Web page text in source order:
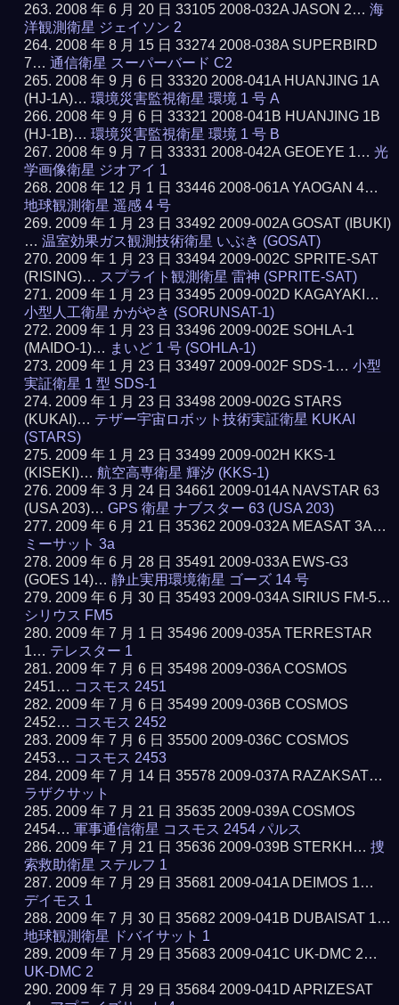
2008 年 6 月 20 日 33105 2008-032A JASON 2…海
洋観測衛星 ジェイソン 2
2008 年 8 月 15 日 33274 2008-038A SUPERBIRD
7…通信衛星 スーパーバード C2
2008 年 9 月 6 日 33320 2008-041A HUANJING 1A
(HJ-1A)…環境災害監視衛星 環境 1 号 A
2008 年 9 月 6 日 33321 2008-041B HUANJING 1B
(HJ-1B)…環境災害監視衛星 環境 1 号 B
2008 年 9 月 7 日 33331 2008-042A GEOEYE 1…光
学画像衛星 ジオアイ 1
2008 年 12 月 1 日 33446 2008-061A YAOGAN 4…
地球観測衛星 遥感 4 号
2009 年 1 月 23 日 33492 2009-002A GOSAT (IBUKI)
…温室効果ガス観測技術衛星 いぶき (GOSAT)
2009 年 1 月 23 日 33494 2009-002C SPRITE-SAT
(RISING)… スプライト観測衛星 雷神 (SPRITE-SAT)
2009 年 1 月 23 日 33495 2009-002D KAGAYAKI…
小型人工衛星 かがやき (SORUNSAT-1)
2009 年 1 月 23 日 33496 2009-002E SOHLA-1
(MAIDO-1)… まいど 1 号 (SOHLA-1)
2009 年 1 月 23 日 33497 2009-002F SDS-1…小型
実証衛星 1 型 SDS-1
2009 年 1 月 23 日 33498 2009-002G STARS
(KUKAI)… テザー宇宙ロボット技術実証衛星 KUKAI
(STARS)
2009 年 1 月 23 日 33499 2009-002H KKS-1
(KISEKI)…航空高専衛星 輝汐 (KKS-1)
2009 年 3 月 24 日 34661 2009-014A NAVSTAR 63
(USA 203)…GPS 衛星 ナブスター 63 (USA 203)
2009 年 6 月 21 日 35362 2009-032A MEASAT 3A…
ミーサット 3a
2009 年 6 月 28 日 35491 2009-033A EWS-G3
(GOES 14)…静止実用環境衛星 ゴーズ 14 号
2009 年 6 月 30 日 35493 2009-034A SIRIUS FM-5…
シリウス FM5
2009 年 7 月 1 日 35496 2009-035A TERRESTAR
1… テレスター 1
2009 年 7 月 6 日 35498 2009-036A COSMOS
2451… コスモス 2451
2009 年 7 月 6 日 35499 2009-036B COSMOS
2452… コスモス 2452
2009 年 7 月 6 日 35500 2009-036C COSMOS
2453… コスモス 2453
2009 年 7 月 14 日 35578 2009-037A RAZAKSAT…
ラザクサット
2009 年 7 月 21 日 35635 2009-039A COSMOS
2454…軍事通信衛星 コスモス 2454 パルス
2009 年 7 月 21 日 35636 2009-039B STERKH…捜
索救助衛星 ステルフ 1
2009 年 7 月 29 日 35681 2009-041A DEIMOS 1…
デイモス 1
2009 年 7 月 30 日 35682 2009-041B DUBAISAT 1…
地球観測衛星 ドバイサット 1
2009 年 7 月 29 日 35683 2009-041C UK-DMC 2…
UK-DMC 2
2009 年 7 月 29 日 35684 2009-041D APRIZESAT